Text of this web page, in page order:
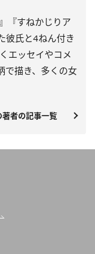
『すねかじりア
彼氏と4ねん付き
エッセイやコメ
で描き、多くの女
著者の記事一覧